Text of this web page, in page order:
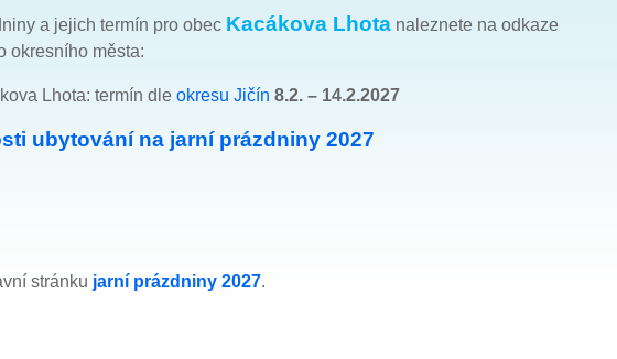
a jejich termín pro obec Kacákova Lhota naleznete na odkaze
okresního města:
Lhota: termín dle okresu Jičín 8.2. – 14.2.2027
ubytování na jarní prázdniny 2027
stránku jarní prázdniny 2027.